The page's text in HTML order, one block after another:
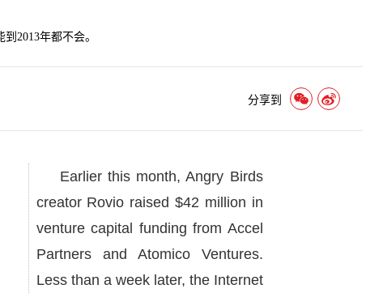
2013年都不会。
分享到
Earlier this month, Angry Birds
creator Rovio raised $42 million in
venture capital funding from Accel
Partners and Atomico Ventures.
Less than a week later, the Internet